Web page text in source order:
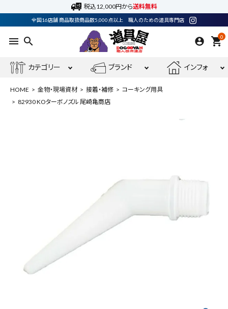
税込12,000円から送料無料
全国16店舗 商品取扱商品数5,000点以上 職人のための道具専門店
menu search 0
shopping_cart
カテゴリー ブランド インフォ
最近閲覧した商品
HOME 金物・現場資材 接着・補修
コーキング用具
82930 KOターボノズル 尾崎亀商店